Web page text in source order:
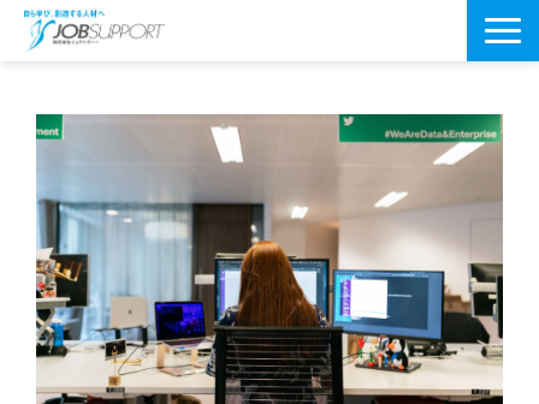
よくあるご質問
導入事例
お役立ちブログ
会社案内・アクセス